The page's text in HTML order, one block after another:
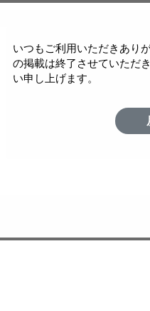
いつもご利用いただきあり
の掲載は終了させていただ
い申し上げます。